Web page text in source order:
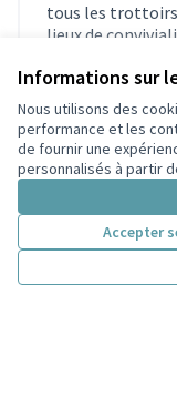
Informations sur
Nous utilisons des
performance et les
de fournir une
personnalisés à partir
Accepter
tous les trottoirs
lieux de
Commentaire 808
Ville de
Bonjour
info, la
la Ville est
vous invite à